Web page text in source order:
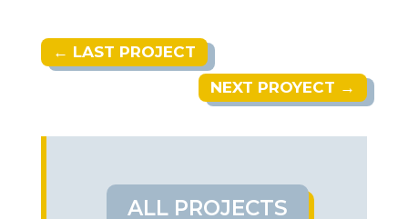
← LAST PROJECT
NEXT PROYECT →
ALL PROJECTS